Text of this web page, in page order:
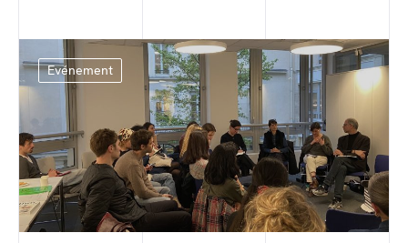
Evénement